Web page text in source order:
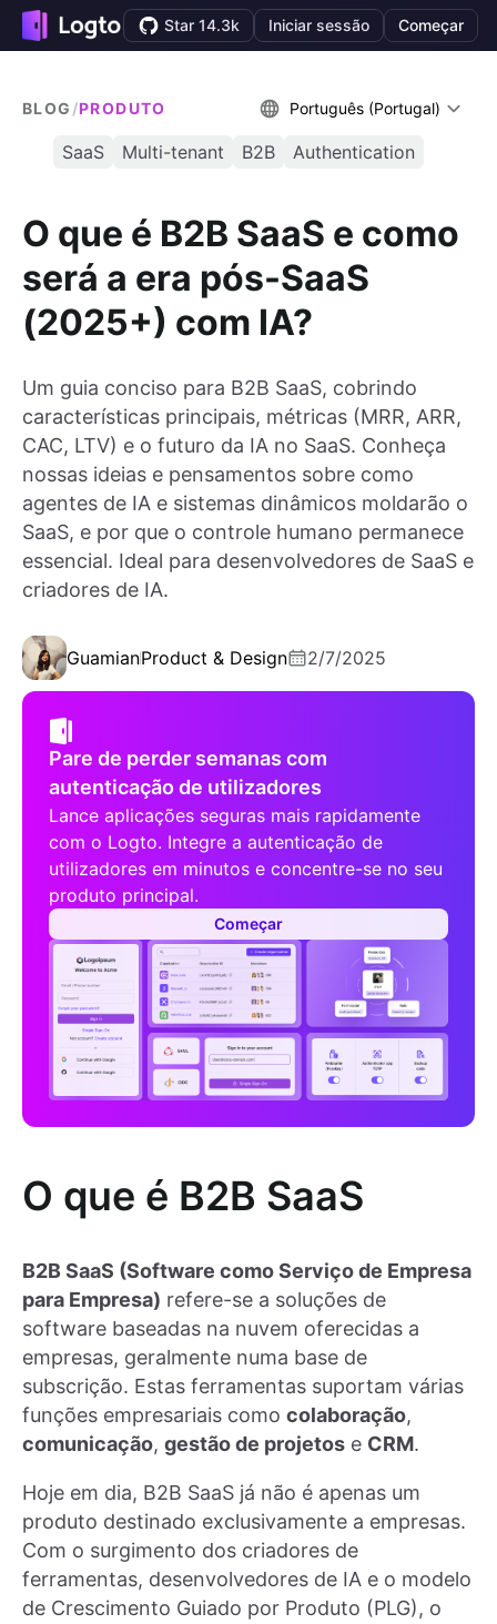
Star 14.3k Iniciar sessão Começar
BLOG /PRODUTO Português (Portugal)
SaaS Multi-tenant B2B Authentication
O que é B2B SaaS e como
será a era pós-SaaS
(2025+) com IA?
Um guia conciso para B2B SaaS, cobrindo
características principais, métricas (MRR, ARR,
CAC, LTV) e o futuro da IA no SaaS. Conheça
nossas ideias e pensamentos sobre como
agentes de IA e sistemas dinâmicos moldarão o
SaaS, e por que o controle humano permanece
essencial. Ideal para desenvolvedores de SaaS e
criadores de IA.
GuamianProduct & Design 2/7/2025
Pare de perder semanas com
autenticação de utilizadores
Lance aplicações seguras mais rapidamente
com o Logto. Integre a autenticação de
utilizadores em minutos e concentre-se no seu
produto principal.
Começar
O que é B2B SaaS
B2B SaaS (Software como Serviço de Empresa
para Empresa) refere-se a soluções de
software baseadas na nuvem oferecidas a
empresas, geralmente numa base de
subscrição. Estas ferramentas suportam várias
funções empresariais como colaboração,
comunicação, gestão de projetos e CRM.
Hoje em dia, B2B SaaS já não é apenas um
produto destinado exclusivamente a empresas.
Com o surgimento dos criadores de
ferramentas, desenvolvedores de IA e o modelo
de Crescimento Guiado por Produto (PLG), o